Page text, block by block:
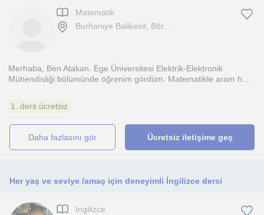
Matematik
Burhaniye Balikesir, Bör...
Merhaba, Ben Atakan. Ege Üniversitesi Elektrik-Elektronik
Mühendisliği bölümünde öğrenim gördüm. Matematikle aram h...
1. ders ücretsiz
daha fazlasını gör Ücretsiz iletişime geç
Her yaş ve seviye /amaç için deneyimli İngilizce dersi
Ingilizce